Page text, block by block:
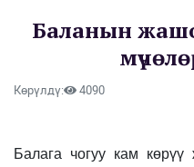
Баланын
Көрүлдү: 4090
Балага чогуу кам